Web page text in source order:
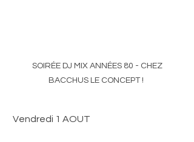
SOIRÉE DJ MIX ANNÉES 80 - CHEZ
BACCHUS LE CONCEPT !
Vendredi 1 AOUT